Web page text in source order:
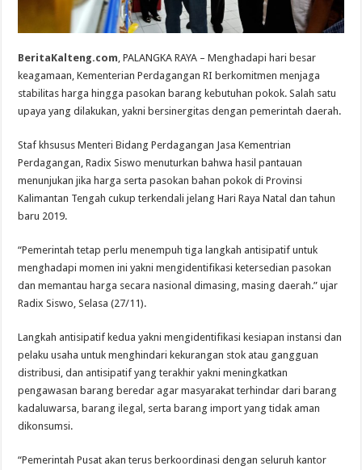
BeritaKalteng.com, PALANGKA RAYA – Menghadapi hari besar
keagamaan, Kementerian Perdagangan RI berkomitmen menjaga
stabilitas harga hingga pasokan barang kebutuhan pokok. Salah satu
upaya yang dilakukan, yakni bersinergitas dengan pemerintah daerah.
Staf khsusus Menteri Bidang Perdagangan Jasa Kementrian
Perdagangan, Radix Siswo menuturkan bahwa hasil pantauan
menunjukan jika harga serta pasokan bahan pokok di Provinsi
Kalimantan Tengah cukup terkendali jelang Hari Raya Natal dan tahun
baru 2019.
“Pemerintah tetap perlu menempuh tiga langkah antisipatif untuk
menghadapi momen ini yakni mengidentifikasi ketersedian pasokan
dan memantau harga secara nasional dimasing, masing daerah.” ujar
Radix Siswo, Selasa (27/11).
Langkah antisipatif kedua yakni mengidentifikasi kesiapan instansi dan
pelaku usaha untuk menghindari kekurangan stok atau gangguan
distribusi, dan antisipatif yang terakhir yakni meningkatkan
pengawasan barang beredar agar masyarakat terhindar dari barang
kadaluwarsa, barang ilegal, serta barang import yang tidak aman
dikonsumsi.
“Pemerintah Pusat akan terus berkoordinasi dengan seluruh kantor